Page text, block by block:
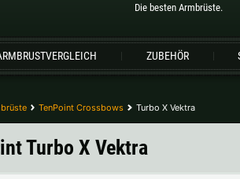
Die besten Armbrüste.
ZUBEHÖR
TenPoint Crossbows Turbo X Vektra
Turbo X Vektra
Deutschland |€
Lettland |€
Schweiz | Fr.